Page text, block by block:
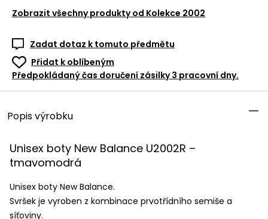
Zobrazit všechny produkty od Kolekce 2002
Zadat dotaz k tomuto předmětu
Přidat k oblíbeným
Předpokládaný čas doručení zásilky 3 pracovní dny.
Popis výrobku
Unisex boty New Balance U2002R –
tmavomodrá
Unisex boty New Balance.
Svršek je vyroben z kombinace prvotřídního semiše a
síťoviny.